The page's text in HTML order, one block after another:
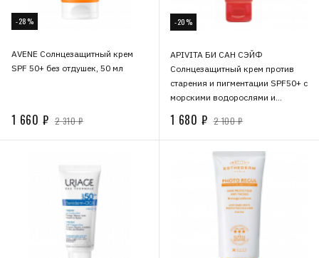
-28%
AVENE Солнцезащитный крем
SPF 50+ без отдушек, 50 мл
1 660 ₽ 2 310 ₽
-20%
APIVITA БИ САН СЭЙФ
Солнцезащитный крем против
старения и пигментации SPF50+ с
морскими водорослями и
1 680 ₽ 2 100 ₽